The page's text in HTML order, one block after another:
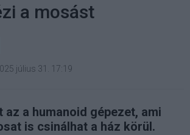
a mosást
július 31. 17:19
a humanoid gépezet, ami
is csinálhat a ház körül.